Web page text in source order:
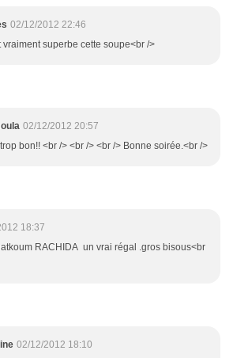
02/12/2012 22:46
vraiment superbe cette soupe<br />
02/12/2012 20:57
bon!! <br /> <br /> <br /> Bonne soirée.<br />
18:37
RACHIDA un vrai régal .gros bisous<br
02/12/2012 18:10